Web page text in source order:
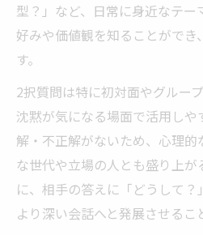
型？」など、日常に身近なテー
好みや価値観を知ることができ
す。
2択質問は特に初対面やグルー
沈黙が気になる場面で活用しや
解・不正解がないため、心理
な世代や立場の人とも盛り上が
に、相手の答えに「どうして？
より深い会話へと発展させるこ